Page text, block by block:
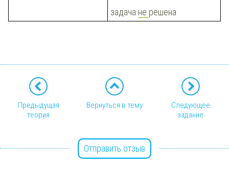
задача не решена
Предыдущая
теория
Вернуться в тему
Следующее
задание
Отправить отзыв